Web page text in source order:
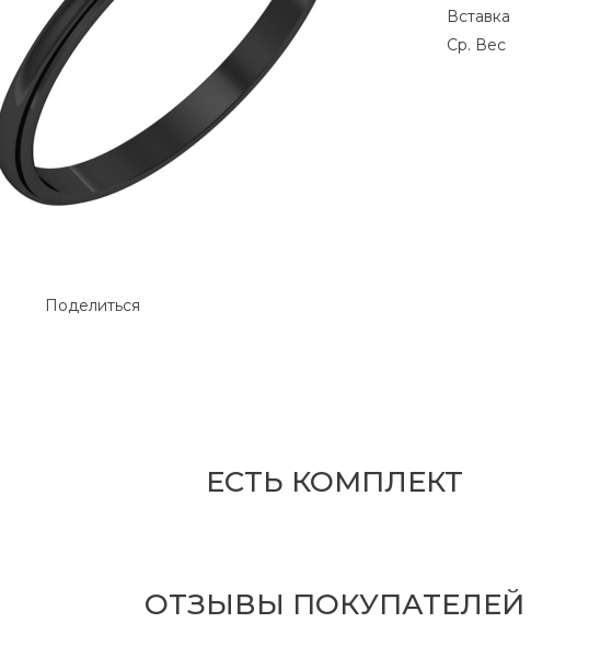
Поделиться
Вставка
Ср. Вес
ЕСТЬ КОМПЛЕКТ
ОТЗЫВЫ ПОКУПАТЕЛЕЙ